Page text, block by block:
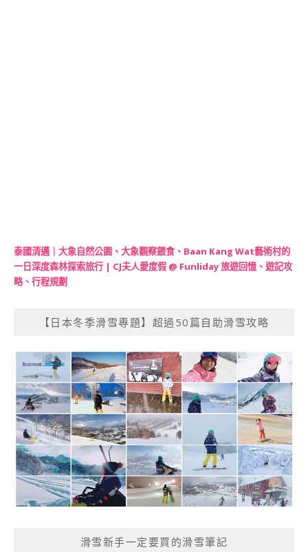
泰國清邁｜大象自然公園、大象觀察餵食、Baan Kang Wat藝術村的
一日深度森林探索旅行 | CJ夫人愛度假 @ Funliday 旅遊回憶、遊記攻
略、行程規劃
【日本冬季滑雪專題】超過50篇自助滑雪攻略
滑雪新手一定要買的滑雪筆記